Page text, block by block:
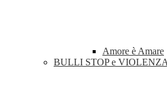
Amore è Amare
BULLI STOP e